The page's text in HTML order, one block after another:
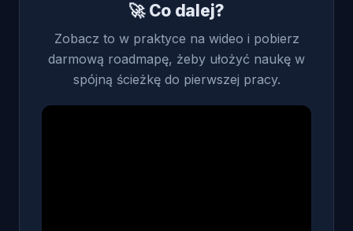
🚀 Co dalej?
Zobacz to w praktyce na wideo i pobierz
darmową roadmapę, żeby ułożyć naukę w
spójną ścieżkę do pierwszej pracy.